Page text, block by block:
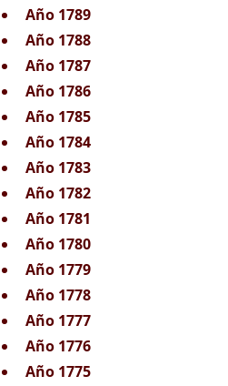
Año 1789
Año 1788
Año 1787
Año 1786
Año 1785
Año 1784
Año 1783
Año 1782
Año 1781
Año 1780
Año 1779
Año 1778
Año 1777
Año 1776
Año 1775